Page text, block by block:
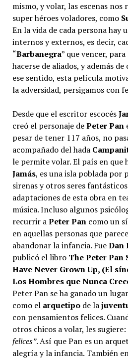
mismo, y volar, las escenas nos
super héroes voladores, como
En la vida de cada persona hay
internos y externos, es decir,
“Barbanegra” que vencer,
hacerse de aliados, y además
ese sentido, esta película
la adversidad, persigamos con
Desde que el escritor escocés
creó el personaje dePeter Pan
pesar de tener 117 años, no
acompañado del hada
le permite volar. El país en que
Jamás, es una isla poblada por
sirenas y otros seres
adaptaciones de esta obra en
música. Incluso algunos
recurrir aPeter Pancomo un
en aquellas personas que
abandonar la infancia. FueDan
publicó el libro The Peter Pan
Have Never Grown Up, (El
Los Hombres que Nunca
Peter Pan se ha ganado un
como el arquetipode la
con pensamientos felices.
otros chicos a volar, les sugiere:
felices”. Así que Pan es un
alegría y la infancia. También